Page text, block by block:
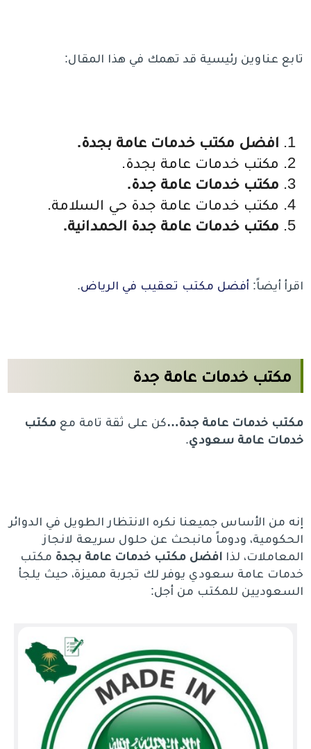
تابع عناوين رئيسية قد تهمك في هذا المقال:
افضل مكتب خدمات عامة بجدة.
مكتب خدمات عامة بجدة.
مكتب خدمات عامة جدة.
مكتب خدمات عامة جدة حي السلامة.
مكتب خدمات عامة جدة الحمدانية.
اقرأ أيضاً:أفضل مكتب تعقيب في الرياض.
مكتب خدمات عامة جدة
مكتب خدمات عامة جدة…كن على ثقة تامة معمكتب
خدمات عامة سعودي.
إنه من الأساس جميعنا نكره الانتظار الطويل في الدوائر
الحكومية، ودوماً مانبحث عن حلول سريعة لانجاز
المعاملات، لذاافضل مكتب خدمات عامة بجدة مكتب
خدمات عامة سعودي يوفر لك تجربة مميزة، حيث يلجأ
السعوديين للمكتب من أجل: